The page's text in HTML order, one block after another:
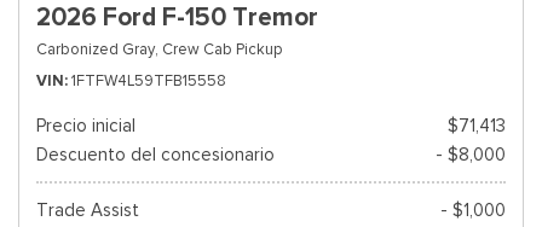
2026 Ford F-150 Tremor
Carbonized Gray, Crew Cab Pickup
VIN 1FTFW4L59TFB15558
Precio inicial
$71,413
Descuento del concesionario
- $8,000
Trade Assist
- $1,000